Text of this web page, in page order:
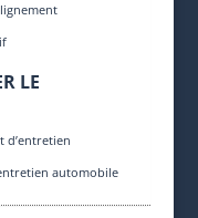
LE
d’entretien
automobile